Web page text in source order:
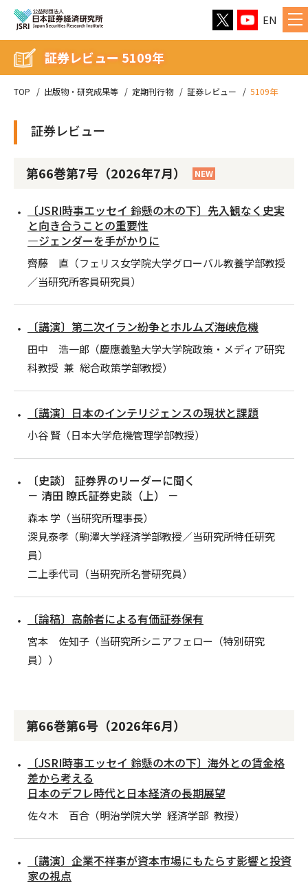
EN
TOP 出版物・研究成果等 定期刊行物 証券レビュー 5109年
証券レビュー 5109年
証券レビュー
第66巻第7号（2026年7月） NEW
〔JSRI時事エッセイ 鈴懸の木の下〕先入観なく史実
と向き合うことの重要性
―ジェンダーを手がかりに
齊藤 直（フェリス女学院大学グローバル教養学部教授
／当研究所客員研究員）
〔講演〕第二次イラン紛争とホルムズ海峡危機
田中 浩一郎（慶應義塾大学大学院政策・メディア研究
科教授 兼 総合政策学部教授）
〔講演〕日本のインテリジェンスの現状と課題
小谷 賢（日本大学危機管理学部教授）
〔史談〕 証券界のリーダーに聞く
－ 清田 瞭氏証券史談（上） －
森本 学（当研究所理事長）
深見泰孝（駒澤大学経済学部教授／当研究所特任研究
員）
二上季代司（当研究所名誉研究員）
〔論稿〕高齢者による有価証券保有
宮本 佐知子（当研究所シニアフェロー（特別研究
員））
第66巻第6号（2026年6月）
〔JSRI時事エッセイ 鈴懸の木の下〕海外との賃金格
差から考える
日本のデフレ時代と日本経済の長期展望
佐々木 百合（明治学院大学 経済学部 教授）
〔講演〕企業不祥事が資本市場にもたらす影響と投資
家の視点